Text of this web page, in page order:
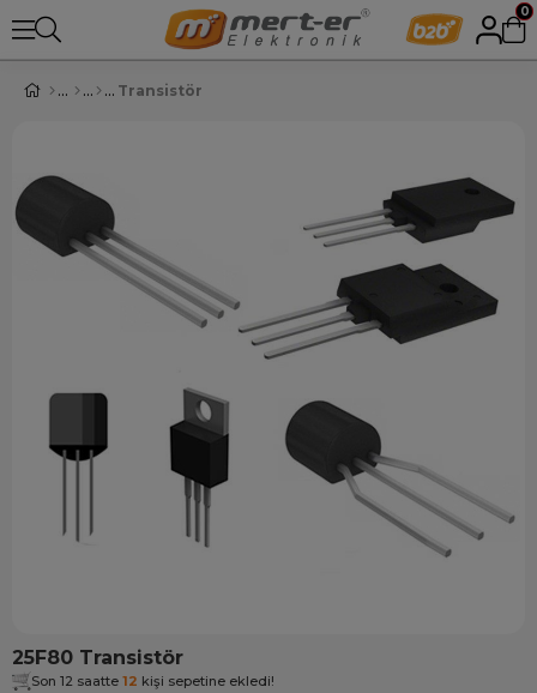
0
Transistör
25F80 Transistör
Son 12 saatte 12 kişi sepetine ekledi!